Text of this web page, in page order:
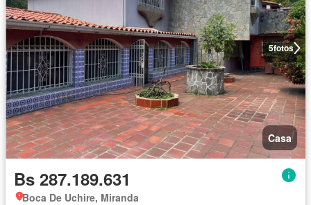
5fotos
Casa
Bs 287.189.631
Boca De Uchire, Miranda